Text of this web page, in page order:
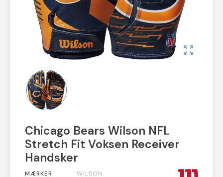
zoom_out_map
Chicago Bears Wilson NFL
Stretch Fit Voksen Receiver
Handsker
MÆRKER
WILSON